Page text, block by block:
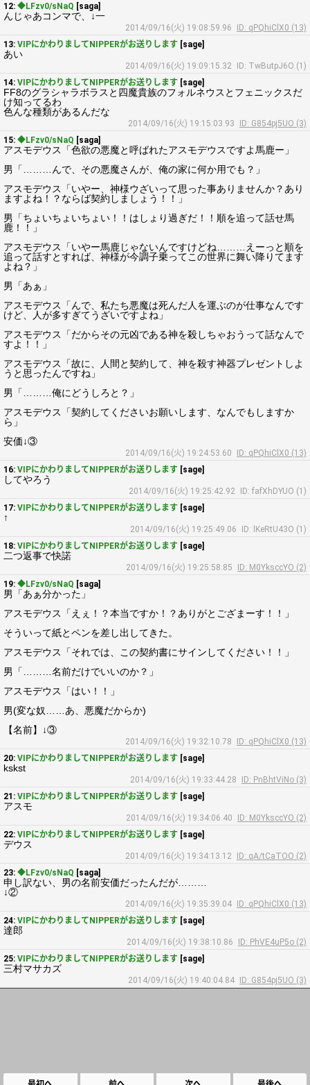
12: ◆LFzv0/sNaQ [saga]
んじゃあコンマで、↓一
2014/09/16(火) 19:08:59.96
ID: qPQhiClX0 (13)
13: VIPにかわりましてNIPPERがお送りします [sage]
あい
2014/09/16(火) 19:09:15.32
ID: TwButpJ6O (1)
14: VIPにかわりましてNIPPERがお送りします [sage]
FF8のグラシャラボラスと四魔貴族のフォルネウスとフェニックスだ
け知ってるわ
色んな種類があるんだな
2014/09/16(火) 19:15:03.93
ID: G854pj5UO (3)
15: ◆LFzv0/sNaQ [saga]
アスモデウス「色欲の悪魔と呼ばれたアスモデウスですよ馬鹿ー」
男「………んで、その悪魔さんが、俺の家に何か用でも？」
アスモデウス「いやー、神様ウざいって思った事ありませんか？あり
ますよね！？ならば契約しましょう！！」
男「ちょいちょいちょい！！はしょり過ぎだ！！順を追って話せ馬
鹿！！」
アスモデウス「いやー馬鹿じゃないんですけどね………えーっと順を
追って話すとすれば、神様が今調子乗ってこの世界に舞い降りてます
よね？」
男「あぁ」
アスモデウス「んで、私たち悪魔は死んだ人を運ぶのが仕事なんです
けど、人が多すぎてうざいですよね」
アスモデウス「だからその元凶である神を殺しちゃおうって話なんで
すよ！！」
アスモデウス「故に、人間と契約して、神を殺す神器プレゼントしよ
うと思ったんですね」
男「………俺にどうしろと？」
アスモデウス「契約してくださいお願いします、なんでもしますか
ら」
安価↓③
2014/09/16(火) 19:24:53.60
ID: qPQhiClX0 (13)
16: VIPにかわりましてNIPPERがお送りします [sage]
してやろう
2014/09/16(火) 19:25:42.92
ID: fafXhDYUO (1)
17: VIPにかわりましてNIPPERがお送りします [sage]
↑
2014/09/16(火) 19:25:49.06
ID: lKeRtU43O (1)
18: VIPにかわりましてNIPPERがお送りします [sage]
二つ返事で快諾
2014/09/16(火) 19:25:58.85
ID: M0YksccYO (2)
19: ◆LFzv0/sNaQ [saga]
男「あぁ分かった」
アスモデウス「えぇ！？本当ですか！？ありがとござまーす！！」
そういって紙とペンを差し出してきた。
アスモデウス「それでは、この契約書にサインしてください！！」
男「………名前だけでいいのか？」
アスモデウス「はい！！」
男(変な奴……あ、悪魔だからか)
【名前】↓③
2014/09/16(火) 19:32:10.78
ID: qPQhiClX0 (13)
20: VIPにかわりましてNIPPERがお送りします [sage]
kskst
2014/09/16(火) 19:33:44.28
ID: PnBhtViNo (3)
21: VIPにかわりましてNIPPERがお送りします [sage]
アスモ
2014/09/16(火) 19:34:06.40
ID: M0YksccYO (2)
22: VIPにかわりましてNIPPERがお送りします [sage]
デウス
2014/09/16(火) 19:34:13.12
ID: qA/tCaTOO (2)
23: ◆LFzv0/sNaQ [saga]
申し訳ない、男の名前安価だったんだが………
↓②
2014/09/16(火) 19:35:39.04
ID: qPQhiClX0 (13)
24: VIPにかわりましてNIPPERがお送りします [sage]
達郎
2014/09/16(火) 19:38:10.86
ID: PhVE4uP5o (2)
25: VIPにかわりましてNIPPERがお送りします [sage]
三村マサカズ
2014/09/16(火) 19:40:04.84 ID: G854pj5UO (3)